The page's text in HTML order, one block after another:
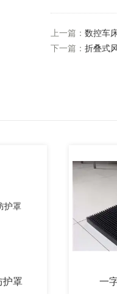
上一篇： 数控车
下一篇： 折叠式
一字型